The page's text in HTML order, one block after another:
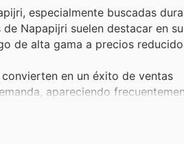
especialmente buscadas
Napapijri suelen destacar en
de alta gama a precios
en un éxito de ventas
apareciendo
de Napapijri ofrecen